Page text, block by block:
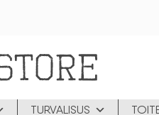
TURVALISUS